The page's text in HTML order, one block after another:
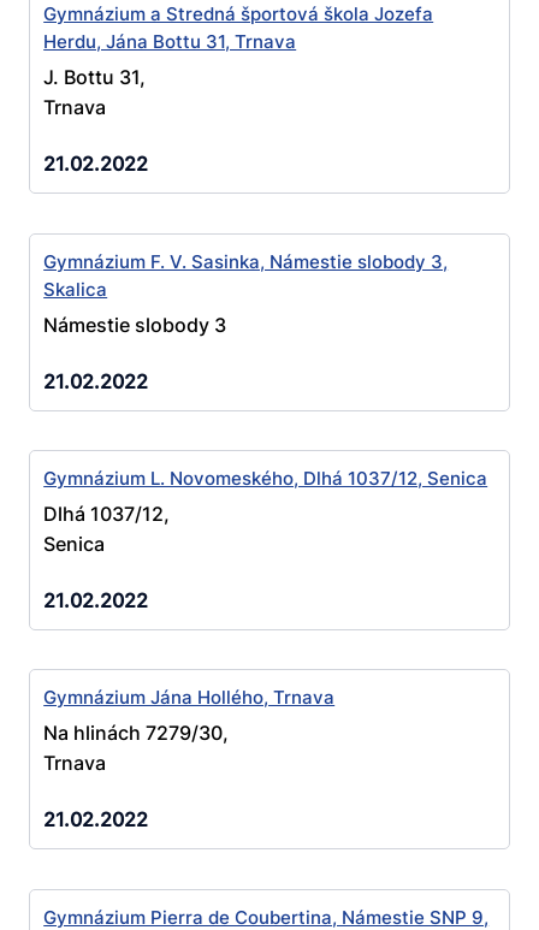
Gymnázium a Stredná športová škola Jozefa
Herdu, Jána Bottu 31, Trnava
J. Bottu 31,
Trnava
21.02.2022
Gymnázium F. V. Sasinka, Námestie slobody 3,
Skalica
Námestie slobody 3
21.02.2022
Gymnázium L. Novomeského, Dlhá 1037/12, Senica
Dlhá 1037/12,
Senica
21.02.2022
Gymnázium Jána Hollého, Trnava
Na hlinách 7279/30,
Trnava
21.02.2022
Gymnázium Pierra de Coubertina, Námestie SNP 9,